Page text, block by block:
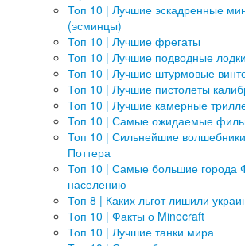
Топ 10 | Лучшие эскадренные
(эсминцы)
Топ 10 | Лучшие фрегаты
Топ 10 | Лучшие подводные лодки
Топ 10 | Лучшие штурмовые
Топ 10 | Лучшие пистолеты
Топ 10 | Лучшие камерные
Топ 10 | Самые ожидаемые
Топ 10 | Сильнейшие
Поттера
Топ 10 | Самые большие города
населению
Топ 8 | Каких льгот лишили
Топ 10 | Факты о Minecraft
Топ 10 | Лучшие танки мира